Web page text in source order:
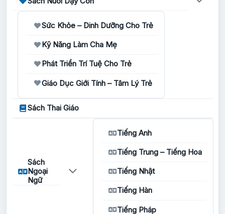
Sức Khỏe – Dinh Dưỡng Cho Trẻ
Kỹ Năng Làm Cha Mẹ
Phát Triển Trí Tuệ Cho Trẻ
Giáo Dục Giới Tính – Tâm Lý Trẻ
Sách Thai Giáo
Sách
Ngoại
Ngữ
Tiếng Anh
Tiếng Trung – Tiếng Hoa
Tiếng Nhật
Tiếng Hàn
Tiếng Pháp